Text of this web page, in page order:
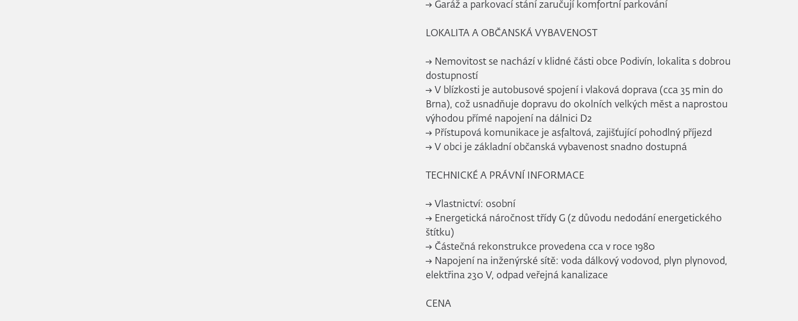
→ Garáž a parkovací stání zaručují komfortní parkování
LOKALITA A OBČANSKÁ VYBAVENOST
→ Nemovitost se nachází v klidné části obce Podivín, lokalita s dobrou
dostupností
→ V blízkosti je autobusové spojení i vlaková doprava (cca 35 min do
Brna), což usnadňuje dopravu do okolních velkých měst a naprostou
výhodou přímé napojení na dálnici D2
→ Přístupová komunikace je asfaltová, zajišťující pohodlný příjezd
→ V obci je základní občanská vybavenost snadno dostupná
TECHNICKÉ A PRÁVNÍ INFORMACE
→ Vlastnictví: osobní
→ Energetická náročnost třídy G (z důvodu nedodání energetického
štítku)
→ Částečná rekonstrukce provedena cca v roce 1980
→ Napojení na inženýrské sítě: voda dálkový vodovod, plyn plynovod,
elektřina 230 V, odpad veřejná kanalizace
CENA